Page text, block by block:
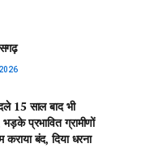
15 साल बाद भी
भड़के प्रभावित ग्रामीणों
बंद, दिया धरना